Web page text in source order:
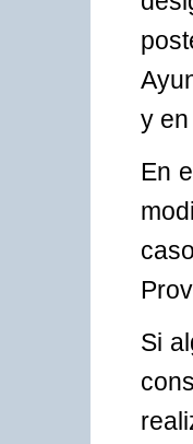
y
En
Si